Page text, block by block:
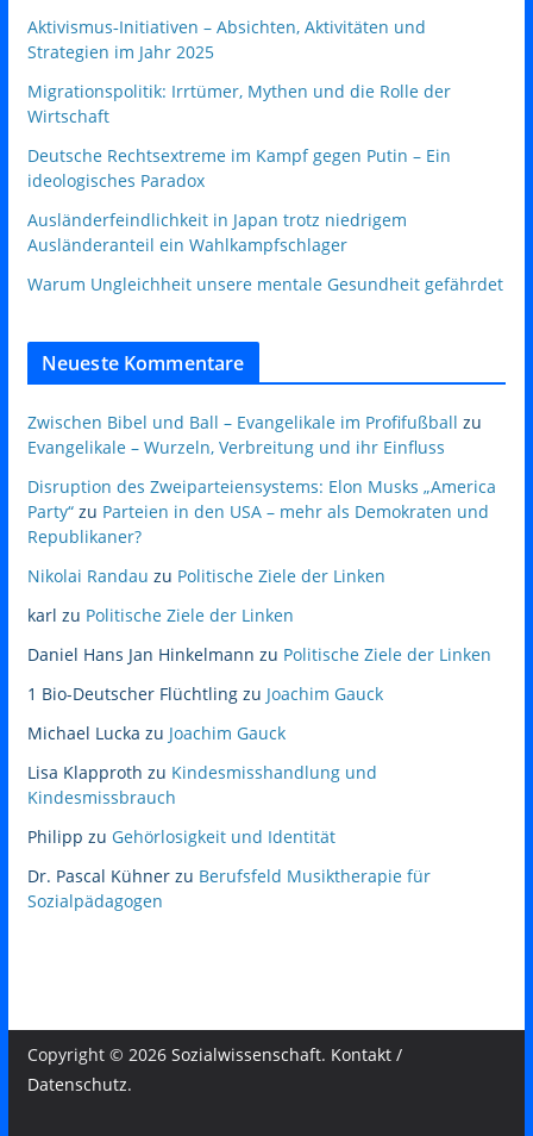
Aktivismus‑Initiativen – Absichten, Aktivitäten und
Strategien im Jahr 2025
Migrationspolitik: Irrtümer, Mythen und die Rolle der
Wirtschaft
Deutsche Rechtsextreme im Kampf gegen Putin – Ein
ideologisches Paradox
Ausländerfeindlichkeit in Japan trotz niedrigem
Ausländeranteil ein Wahlkampfschlager
Warum Ungleichheit unsere mentale Gesundheit gefährdet
Neueste Kommentare
Zwischen Bibel und Ball – Evangelikale im Profifußball zu
Evangelikale – Wurzeln, Verbreitung und ihr Einfluss
Disruption des Zweiparteiensystems: Elon Musks „America
Party“zu Parteien in den USA – mehr als Demokraten und
Republikaner?
Nikolai Randau zu Politische Ziele der Linken
karl zu Politische Ziele der Linken
Daniel Hans Jan Hinkelmann zu Politische Ziele der Linken
1 Bio-Deutscher Flüchtlingzu Joachim Gauck
Michael Lucka zu Joachim Gauck
Lisa Klapproth zu Kindesmisshandlung und
Kindesmissbrauch
Philipp zu Gehörlosigkeit und Identität
Dr. Pascal Kühnerzu Berufsfeld Musiktherapie für
Sozialpädagogen
Copyright © 2026 Sozialwissenschaft. Kontakt /
Datenschutz.